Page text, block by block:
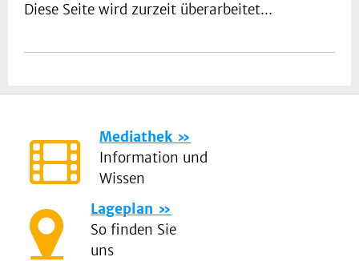
Diese Seite wird zurzeit überarbeitet...
Mediathek
Information und
Wissen
Lageplan
So finden Sie
uns